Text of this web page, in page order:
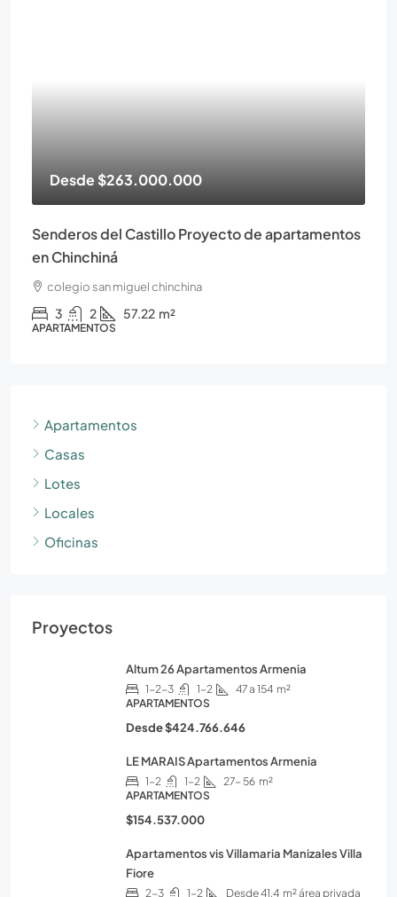
Desde$263.000.000
Senderos del Castillo Proyecto de apartamentos
en Chinchiná
colegio san miguel chinchina
3 2 57.22 m²
APARTAMENTOS
Apartamentos
Casas
Lotes
Locales
Oficinas
Proyectos
Altum 26 Apartamentos Armenia
1-2-3 1-2 47 a 154 m²
APARTAMENTOS
Desde$424.766.646
LE MARAIS Apartamentos Armenia
1-2 1-2 27- 56 m²
APARTAMENTOS
$154.537.000
Apartamentos vis Villamaria Manizales Villa
Fiore
2-3 1-2 Desde 41.4 m² área privada